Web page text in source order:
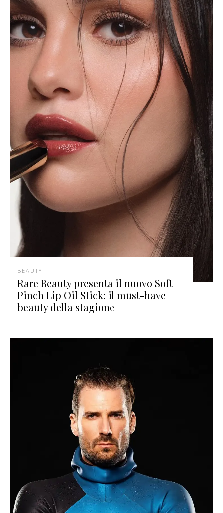
BEAUTY
Rare Beauty presenta il nuovo Soft
Pinch Lip Oil Stick: il must-have
beauty della stagione